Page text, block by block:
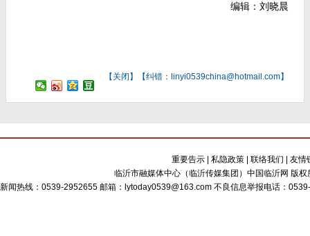
编辑：刘晓晨
【 关闭 】【纠错：linyi0539china@hotmail.com】